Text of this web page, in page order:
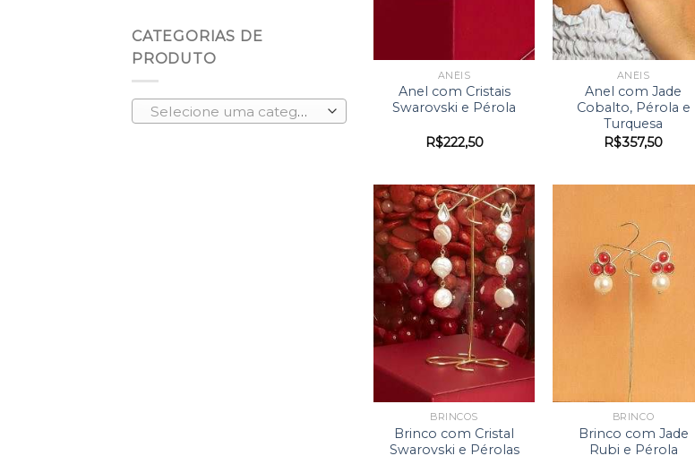
CATEGORIAS DE
PRODUTO
Selecione uma categoria
ANÉIS
Anel com Cristais
Swarovski e Pérola
R$222,50
ANÉIS
Anel com Jade
Cobalto, Pérola e
Turquesa
R$357,50
BRINCOS
Brinco com Cristal
Swarovski e Pérolas
BRINCO
Brinco com Jade
Rubi e Pérola